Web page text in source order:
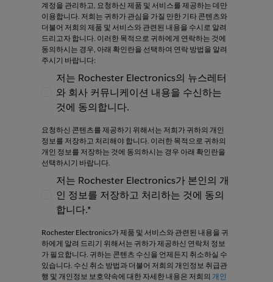
계정을 관리하고, 요청하신 제품 및 서비스를 제공하는 데만
이용합니다. 저희는 귀하가 관심을 가질 만한 기타 콘텐츠와
더불어 저희의 제품 및 서비스와 관련된 내용을 수시로 알려
드리고자 합니다. 이러한 목적으로 귀하에게 연락하는 것에
동의하시는 경우, 아래 확인란을 선택하여 연락 방법을 알려
주시기 바랍니다:
저는 Rochester Electronics의 뉴스레터와 회사
저는 Rochester Electronics의 뉴스레터
와 회사 커뮤니케이션 내용을 수신하는
것에 동의합니다.
요청하신 콘텐츠를 제공하기 위해서는 저희가 귀하의 개인
정보를 저장하고 처리해야 합니다. 이러한 목적으로 귀하의
개인 정보를 저장하는 것에 동의하시는 경우 아래 확인란을
선택하시기 바랍니다.
저는 Rochester Electronics가 본인의 개인 정보
저는 Rochester Electronics가 본인의 개
인 정보를 저장하고 처리하는 것에 동의
합니다.*
Rochester Electronics가 제품 및 서비스와 관련된 내용을 귀
하에게 알려 드리기 위해서는 귀하가 제공하신 연락처 정보
가 필요합니다. 귀하는 콘텐츠 수신을 언제든지 취소하실 수
있습니다. 수신 취소 방법과 더불어 저희의 개인정보 취급관
행 및 개인정보 보호약속에 대한 자세한 내용은 저희의 개인